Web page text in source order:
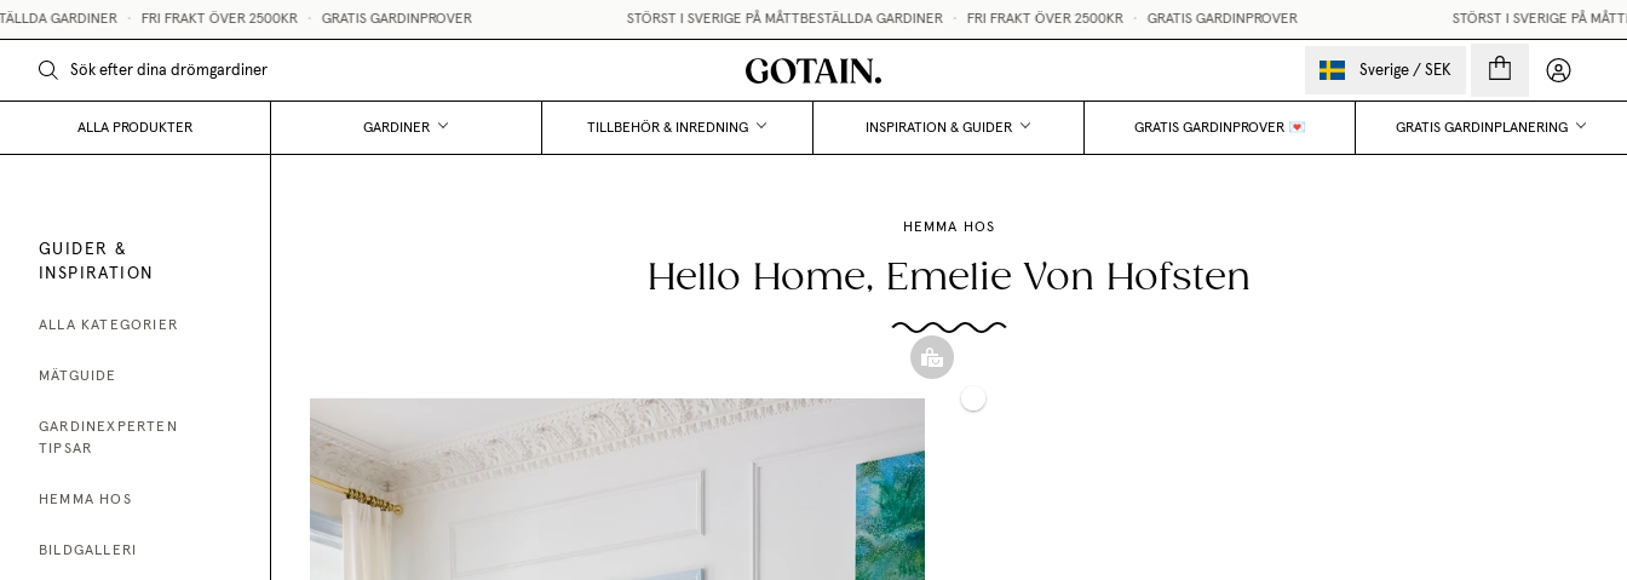
GARDINER FRI FRAKT ÖVER 2500KR • GRATIS GARDINPROVER STÖRST I SVERIGE PÅ MÅTTBESTÄLLDA GARDINER FRI FRAKT ÖVER 2500KR • GRATIS GARDINPROVER STÖRST I SVERIGE PÅ
Sverige / SEK Mina
ALLA PRODUKTER GARDINER TILLBEHÖR & INREDNING INSPIRATION & GUIDER GRATIS GARDINPROVER 💌 GRATIS GARDINPLANERING
GUIDER &
INSPIRATION
ALLA KATEGORIER
MÄTGUIDE
GARDINEXPERTEN
TIPSAR
HEMMA HOS
BILDGALLERI
HEMMA HOS
Hello Home, Emelie Von Hofsten